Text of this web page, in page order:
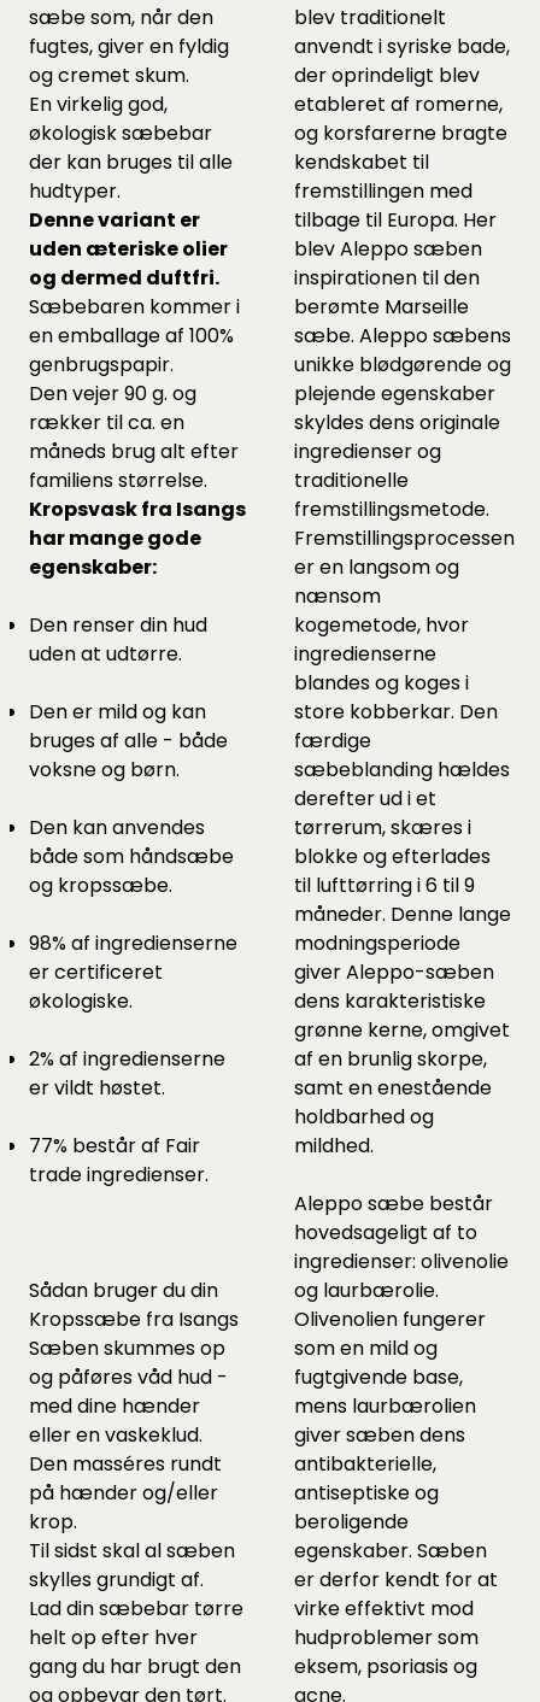
sæbe som, når den
fugtes, giver en fyldig
og cremet skum.
En virkelig god,
økologisk sæbebar
der kan bruges til alle
hudtyper.
Denne variant er
uden æteriske olier
og dermed duftfri.
Sæbebaren kommer i
en emballage af 100%
genbrugspapir.
Den vejer 90 g. og
rækker til ca. en
måneds brug alt efter
familiens størrelse.
Kropsvask fra Isangs
har mange gode
egenskaber:
Den renser din hud
uden at udtørre.
Den er mild og kan
bruges af alle - både
voksne og børn.
Den kan anvendes
både som håndsæbe
og kropssæbe.
98% af ingredienserne
er certificeret
økologiske.
2% af ingredienserne
er vildt høstet.
77% består af Fair
trade ingredienser.
Sådan bruger du din
Kropssæbe fra Isangs
Sæben skummes op
og påføres våd hud -
med dine hænder
eller envaskeklud.
Den masséres rundt
på hænder og/eller
krop.
Til sidst skal al sæben
skylles grundigt af.
Lad din sæbebar tørre
helt op efter hver
gang du har brugt den
og opbevar den tørt.
blev traditionelt
anvendt i syriske bade,
der oprindeligt blev
etableret af romerne,
og korsfarerne bragte
kendskabet til
fremstillingen med
tilbage til Europa. Her
blev Aleppo sæben
inspirationen til den
berømte Marseille
sæbe. Aleppo sæbens
unikke blødgørende og
plejende egenskaber
skyldes dens originale
ingredienser og
traditionelle
fremstillingsmetode.
Fremstillingsprocessen
er en langsom og
nænsom
kogemetode, hvor
ingredienserne
blandes og koges i
store kobberkar. Den
færdige
sæbeblanding hældes
derefter ud i et
tørrerum, skæres i
blokke og efterlades
til lufttørring i 6 til 9
måneder. Denne lange
modningsperiode
giver Aleppo-sæben
dens karakteristiske
grønne kerne, omgivet
af en brunlig skorpe,
samt en enestående
holdbarhed og
mildhed.
Aleppo sæbe består
hovedsageligt af to
ingredienser: olivenolie
og laurbærolie.
Olivenolien fungerer
som en mild og
fugtgivende base,
mens laurbærolien
giver sæben dens
antibakterielle,
antiseptiske og
beroligende
egenskaber. Sæben
er derfor kendt for at
virke effektivt mod
hudproblemer som
eksem, psoriasis og
acne.